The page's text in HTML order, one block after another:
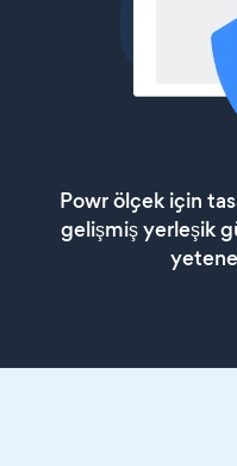
Powr ölçek için
gelişmiş yerleşik